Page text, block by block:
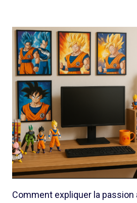
Comment expliquer la passion